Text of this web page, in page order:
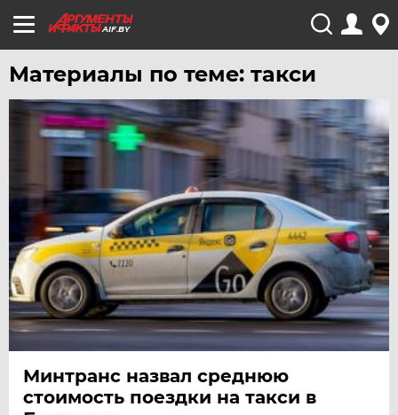
AIF.BY
Материалы по теме: такси
Минтранс назвал среднюю
стоимость поездки на такси в